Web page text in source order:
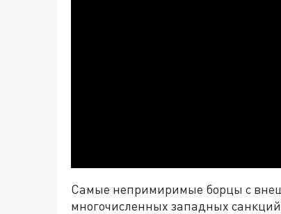
Самые непримиримые борцы с
многочисленных западных